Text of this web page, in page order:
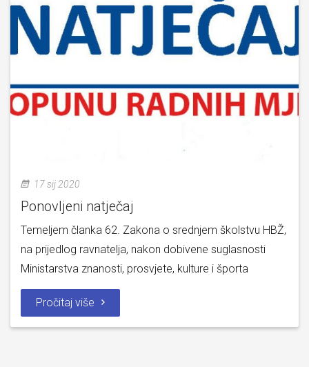
17 sij 2020
Ponovljeni natječaj
Temeljem članka 62. Zakona o srednjem školstvu HBŽ,
na prijedlog ravnatelja, nakon dobivene suglasnosti
Ministarstva znanosti, prosvjete, kulture i športa
Pročitaj više